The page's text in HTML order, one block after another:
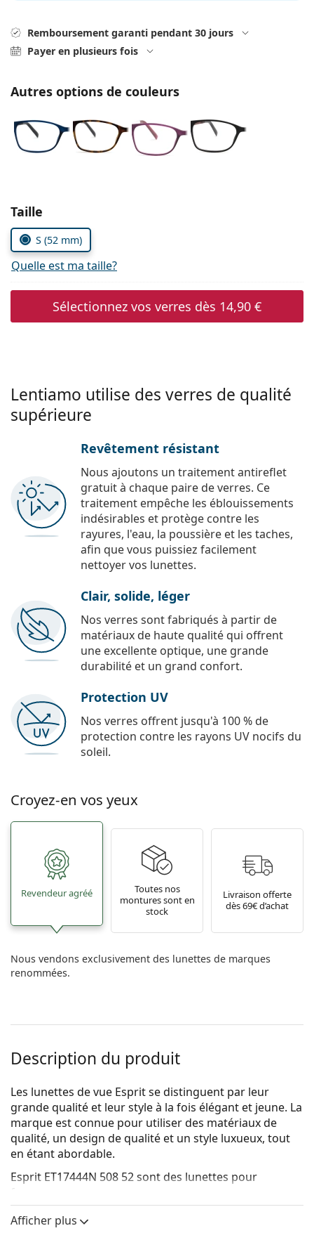
Prada
hors ligne
Remboursement garanti pendant 30 jours
Payer en plusieurs fois
Autres options de couleurs
Choisissez les paramètres
Taille
S (52 mm)
Quelle est ma taille?
Sélectionnez vos verres dès 14,90 €
Lentiamo utilise des verres de qualité
supérieure
Revêtement résistant
Nous ajoutons un traitement antireflet
gratuit à chaque paire de verres. Ce
traitement empêche les éblouissements
indésirables et protège contre les
rayures, l'eau, la poussière et les taches,
afin que vous puissiez facilement
nettoyer vos lunettes.
Clair, solide, léger
Nos verres sont fabriqués à partir de
matériaux de haute qualité qui offrent
une excellente optique, une grande
durabilité et un grand confort.
Protection UV
Nos verres offrent jusqu'à 100 % de
protection contre les rayons UV nocifs du
soleil.
Croyez-en vos yeux
Revendeur agréé
Toutes nos
montures sont en
stock
Livraison offerte
dès 69€ d’achat
Nous vendons exclusivement des lunettes de marques
renommées.
Description du produit
Les lunettes de vue Esprit se distinguent par leur
grande qualité et leur style à la fois élégant et jeune. La
marque est connue pour utiliser des matériaux de
qualité, un design de qualité et un style luxueux, tout
en étant abordable.
Esprit ET17444N 508 52sont des lunettes pour
femmes.
Voyez de quoi vous avez l'air avec ces lunettes grâce à
la fonction d'essai virtuel de Lentiamo.
Afficher plus